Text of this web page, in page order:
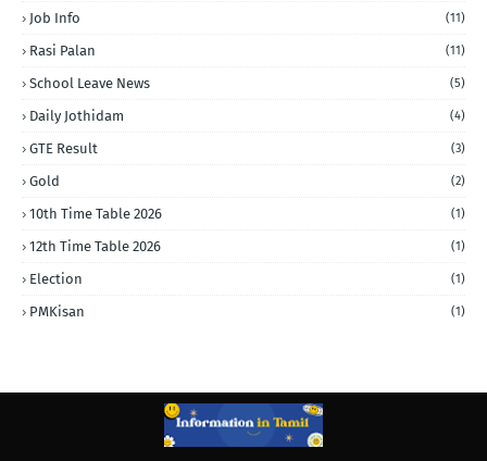
Job Info (11)
Rasi Palan (11)
School Leave News (5)
Daily Jothidam (4)
GTE Result (3)
Gold (2)
10th Time Table 2026 (1)
12th Time Table 2026 (1)
Election (1)
PMKisan (1)